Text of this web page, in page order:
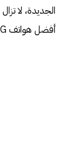
الجديدة، لا
أفضل هواتف LG المتوفرة اليوم، مصحوبة بتفاصيل دقيقة حول مواصفات كل هاتف.